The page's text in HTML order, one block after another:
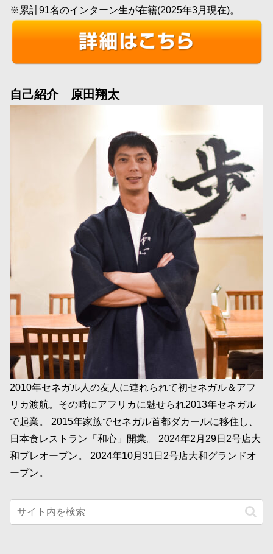
※累計91名のインターン生が在籍(2025年3月現在)。
自己紹介 原田翔太
2010年セネガル人の友人に連れられて初セネガル＆アフ
リカ渡航。その時にアフリカに魅せられ2013年セネガル
で起業。 2015年家族でセネガル首都ダカールに移住し、
日本食レストラン「和心」開業。 2024年2月29日2号店大
和プレオープン。 2024年10月31日2号店大和グランドオ
ープン。